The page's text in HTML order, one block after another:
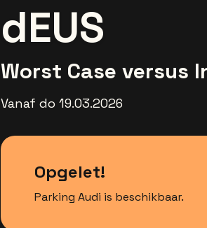
dEUS
Worst Case versus
Vanaf do 19.03.2026
Opgelet!
Parking Audi is beschikbaar.